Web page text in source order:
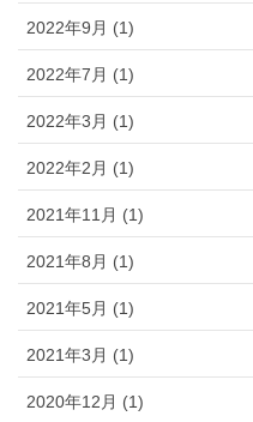
2022年9月 (1)
2022年7月 (1)
2022年3月 (1)
2022年2月 (1)
2021年11月 (1)
2021年8月 (1)
2021年5月 (1)
2021年3月 (1)
2020年12月 (1)